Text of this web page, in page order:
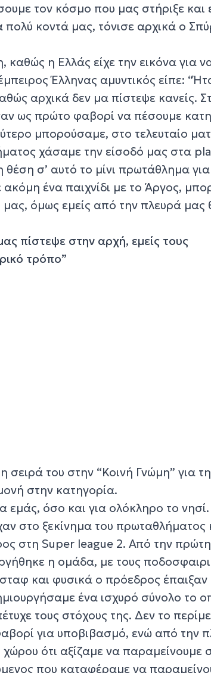
τον κόσμο που μας στήριξε και
πολύ κοντά μας, τόνισε αρχικά ο
η Ελλάς είχε την εικόνα για
Έλληνας αμυντικός είπε:
αρχικά δεν μα πίστεψε κανείς.
ως πρώτο φαβορί να πέσουμε
μπορούσαμε, στο τελευταίο
χάσαμε την είσοδό μας στα
σ’ αυτό το μίνι πρωτάθλημα
ένα παιχνίδι με το Άργος,
όμως εμείς από την πλευρά μας
πίστεψε στην αρχή, εμείς τους
τρόπο”
του στην “Κοινή Γνώμη” για
στην κατηγορία.
εμάς, όσο και για ολόκληρο το
στο ξεκίνημα του πρωταθλήματος
στη Super league 2. Από την πρώτη
η ομάδα, με τους
και φυσικά ο πρόεδρος έπαιξαν
ένα ισχυρό σύνολο το
τους στόχους της. Δεν το
για υποβιβασμό, ενώ από την
ότι αξίζαμε να παραμείνουμε
που καταφέραμε να